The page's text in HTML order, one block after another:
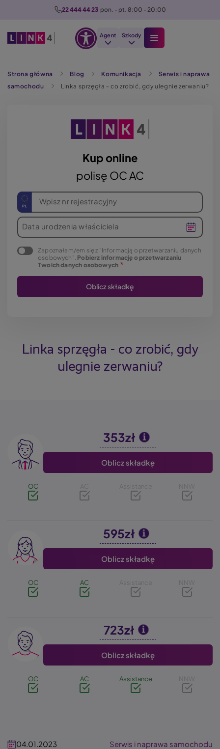
22 444 44 23 pon. - pt. 8:00 - 20:00
Agent Szkody
Strona główna Blog Komunikacja
Serwis i naprawa
samochodu
Linka sprzęgła - co zrobić, gdy ulegnie zerwaniu?
Kup online
polisę OC AC
Wpisz nr rejestracyjny
Data urodzenia właściciela
Zapoznałam/em się z "Informacją o przetwarzaniu danych
osobowych". Pobierz informację o przetwarzaniu
Twoich danych osobowych
Linka sprzęgła - co zrobić, gdy
ulegnie zerwaniu?
Image 353zł
Oblicz składkę
OC AC Assistance NNW
Image 595zł
Oblicz składkę
OC AC Assistance NNW
Image 723zł
Oblicz składkę
OC AC Assistance NNW
04.01.2023 Serwis i naprawa samochodu